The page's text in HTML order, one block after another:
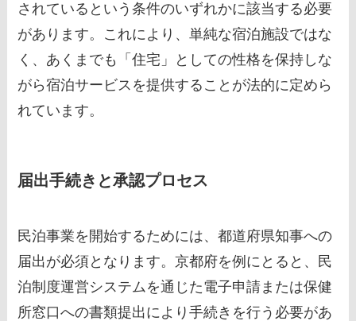
されているという条件のいずれかに該当する必要
があります。これにより、単純な宿泊施設ではな
く、あくまでも「住宅」としての性格を保持しな
がら宿泊サービスを提供することが法的に定めら
れています。
届出手続きと承認プロセス
民泊事業を開始するためには、都道府県知事への
届出が必須となります。京都府を例にとると、民
泊制度運営システムを通じた電子申請または保健
所窓口への書類提出により手続きを行う必要があ